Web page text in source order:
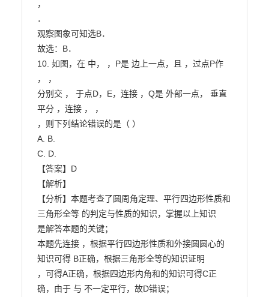
，
．
观察图象可知选B．
故选：B．
10. 如图，在 中， ，P是 边上一点，且 ，过点P作
， ，
分别交 ， 于点D，E，连接 ，Q是 外部一点， 垂直
平分 ，连接 ， ，
，则下列结论错误的是（ ）
A. B.
C. D.
【答案】D
【解析】
【分析】本题考查了圆周角定理、平行四边形性质和
三角形全等 的判定与性质的知识，掌握以上知识
是解答本题的关键；
本题先连接 ，根据平行四边形性质和外接圆圆心的
知识可得 B正确，根据三角形全等的知识证明
，可得A正确，根据四边形内角和的知识可得C正
确，由于 与 不一定平行，故D错误；